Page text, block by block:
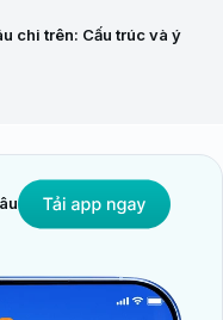
chi trên: Cấu trúc và ý